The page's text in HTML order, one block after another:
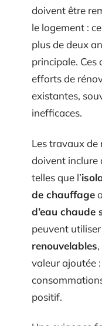
doivent être
le logement :
plus de deux
principale. Ces
efforts de
existantes,
inefficaces.
Les travaux
doivent inclure
telles que l’
de chauffage
d’eau chaude
peuvent
renouvelables
valeur ajoutée
positif.